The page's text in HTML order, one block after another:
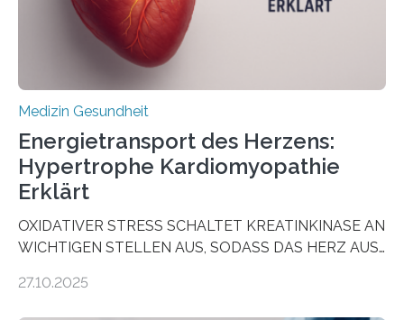
häufigsten Krebsarten und stellt…
Medizin Gesundheit
Energietransport des Herzens:
Hypertrophe Kardiomyopathie
Erklärt
OXIDATIVER STRESS SCHALTET KREATINKINASE AN
WICHTIGEN STELLEN AUS, SODASS DAS HERZ AUS
aus dem Deutschen Zentrum für Herzinsuffizienz
27.10.2025